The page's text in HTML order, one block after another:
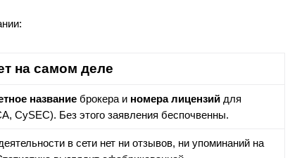
на самом деле
название брокера и номера лицензий для
CySEC). Без этого заявления беспочвенны.
в сети нет ни отзывов, ни упоминаний на